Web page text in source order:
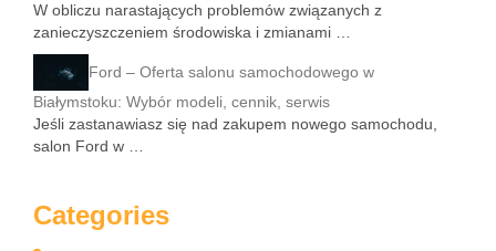
W obliczu narastających problemów związanych z
zanieczyszczeniem środowiska i zmianami …
Ford – Oferta salonu samochodowego w
Białymstoku: Wybór modeli, cennik, serwis
Jeśli zastanawiasz się nad zakupem nowego samochodu,
salon Ford w …
Categories